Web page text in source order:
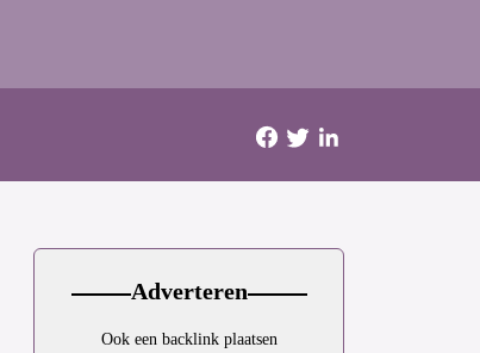
Adverteren
Ook een backlink plaatsen